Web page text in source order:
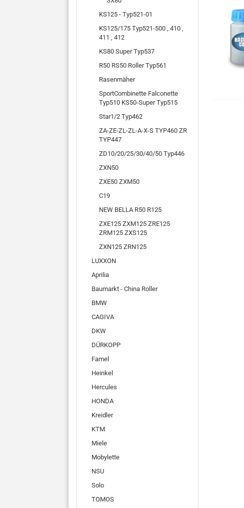
KS125 - Typ521-01
KS125/175 Typ521-500 , 410 ,
411 , 412
KS80 Super Typ537
R50 RS50 Roller Typ561
Rasenmäher
SportCombinette Falconette
Typ510 KS50-Super Typ515
Star1/2 Typ462
ZA-ZE-ZL-ZL-A-X-S TYP460 ZR
TYP447
ZD10/20/25/30/40/50 Typ446
ZXN50
ZXE50 ZXM50
C19
NEW BELLA R50 R125
ZXE125 ZXM125 ZRE125
ZRM125 ZXS125
ZXN125 ZRN125
LUXXON
Aprilia
Baumarkt - China Roller
BMW
CAGIVA
DKW
DÜRKOPP
Famel
Heinkel
Hercules
HONDA
Kreidler
KTM
Miele
Mobylette
NSU
Solo
TOMOS